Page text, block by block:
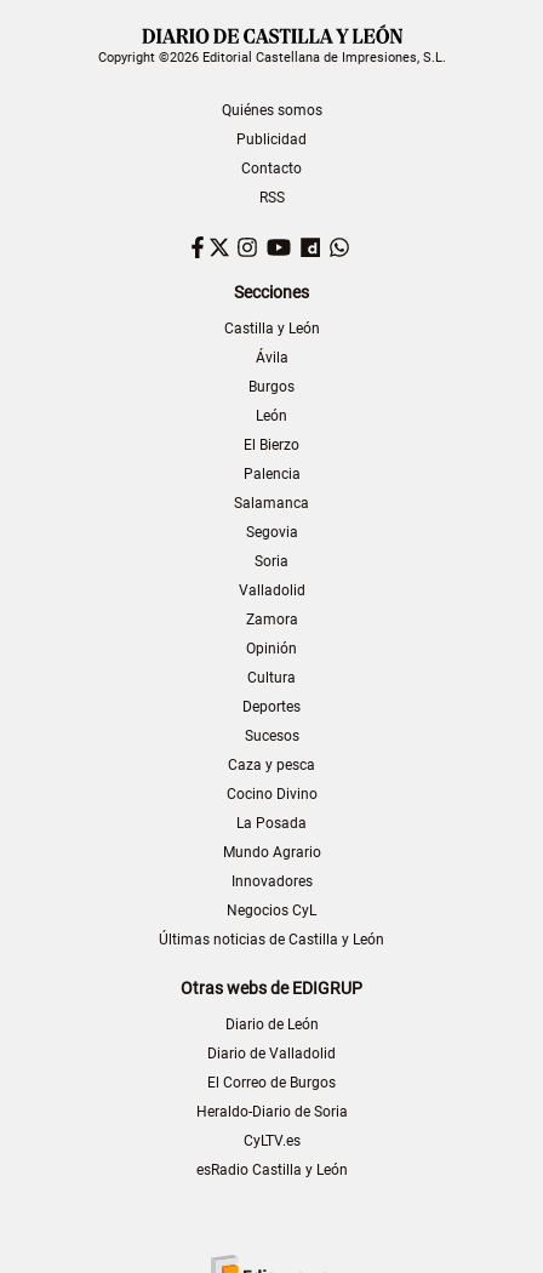
Copyright ©2026 Editorial Castellana de Impresiones, S.L.
Quiénes somos
Publicidad
Contacto
RSS
Facebook
TwitterInstagram
YouTubeDailymotion
Secciones
Castilla y León
Ávila
Burgos
León
El Bierzo
Palencia
Salamanca
Segovia
Soria
Valladolid
Zamora
Opinión
Cultura
Deportes
Sucesos
Caza y pesca
Cocino Divino
La Posada
Mundo Agrario
Innovadores
Negocios CyL
Últimas noticias de Castilla y León
Otras webs de EDIGRUP
Diario de León
Diario de Valladolid
El Correo de Burgos
Heraldo-Diario de Soria
CyLTV.es
esRadio Castilla y León